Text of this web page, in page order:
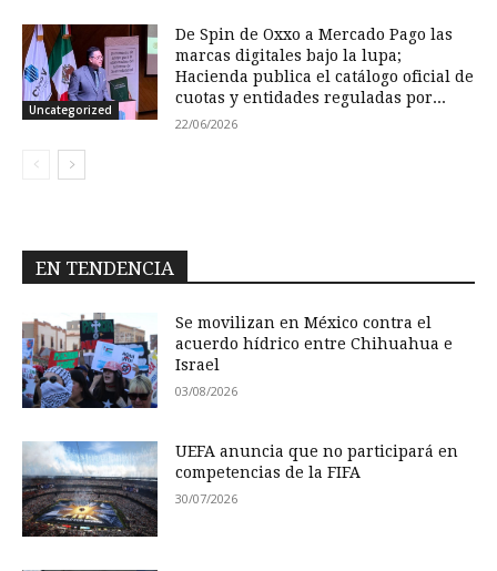
Uncategorized
De Spin de Oxxo a Mercado Pago las
marcas digitales bajo la lupa;
Hacienda publica el catálogo oficial de
cuotas y entidades reguladas por...
22/06/2026
EN TENDENCIA
Se movilizan en México contra el
acuerdo hídrico entre Chihuahua e
Israel
03/08/2026
UEFA anuncia que no participará en
competencias de la FIFA
30/07/2026